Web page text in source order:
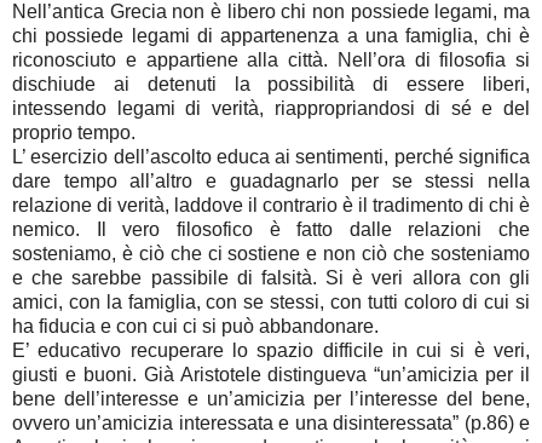
Nell’antica Grecia non è libero chi non possiede legami, ma
chi possiede legami di appartenenza a una famiglia, chi è
riconosciuto e appartiene alla città. Nell’ora di filosofia si
dischiude ai detenuti la possibilità di essere liberi,
intessendo legami di verità, riappropriandosi di sé e del
proprio tempo.
L’ esercizio dell’ascolto educa ai sentimenti, perché significa
dare tempo all’altro e guadagnarlo per se stessi nella
relazione di verità, laddove il contrario è il tradimento di chi è
nemico. Il vero filosofico è fatto dalle relazioni che
sosteniamo, è ciò che ci sostiene e non ciò che sosteniamo
e che sarebbe passibile di falsità. Si è veri allora con gli
amici, con la famiglia, con se stessi, con tutti coloro di cui si
ha fiducia e con cui ci si può abbandonare.
E’ educativo recuperare lo spazio difficile in cui si è veri,
giusti e buoni. Già Aristotele distingueva “un’amicizia per il
bene dell’interesse e un’amicizia per l’interesse del bene,
ovvero un’amicizia interessata e una disinteressata” (p.86) e